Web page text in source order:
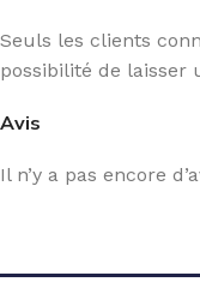
Avis
Il n’y a pas encore
Seuls les clients
possibilité de laisser